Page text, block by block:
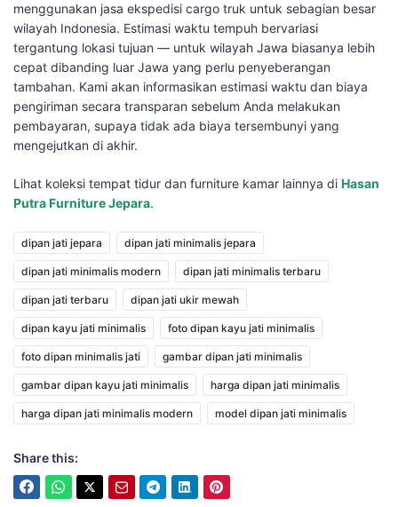
menggunakan jasa ekspedisi cargo truk untuk sebagian besar
wilayah Indonesia. Estimasi waktu tempuh bervariasi
tergantung lokasi tujuan — untuk wilayah Jawa biasanya lebih
cepat dibanding luar Jawa yang perlu penyeberangan
tambahan. Kami akan informasikan estimasi waktu dan biaya
pengiriman secara transparan sebelum Anda melakukan
pembayaran, supaya tidak ada biaya tersembunyi yang
mengejutkan di akhir.
Lihat koleksi tempat tidur dan furniture kamar lainnya di Hasan
Putra Furniture Jepara.
dipan jati jepara dipan jati minimalis jepara
dipan jati minimalis modern dipan jati minimalis terbaru
dipan jati terbaru dipan jati ukir mewah
dipan kayu jati minimalis foto dipan kayu jati minimalis
foto dipan minimalis jati gambar dipan jati minimalis
gambar dipan kayu jati minimalis harga dipan jati minimalis
harga dipan jati minimalis modern model dipan jati minimalis
Share this: